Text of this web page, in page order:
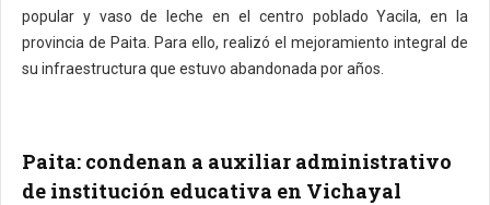
popular y vaso de leche en el centro poblado Yacila, en la
provincia de Paita. Para ello, realizó el mejoramiento integral de
su infraestructura que estuvo abandonada por años.
Paita: condenan a auxiliar administrativo
de institución educativa en Vichayal